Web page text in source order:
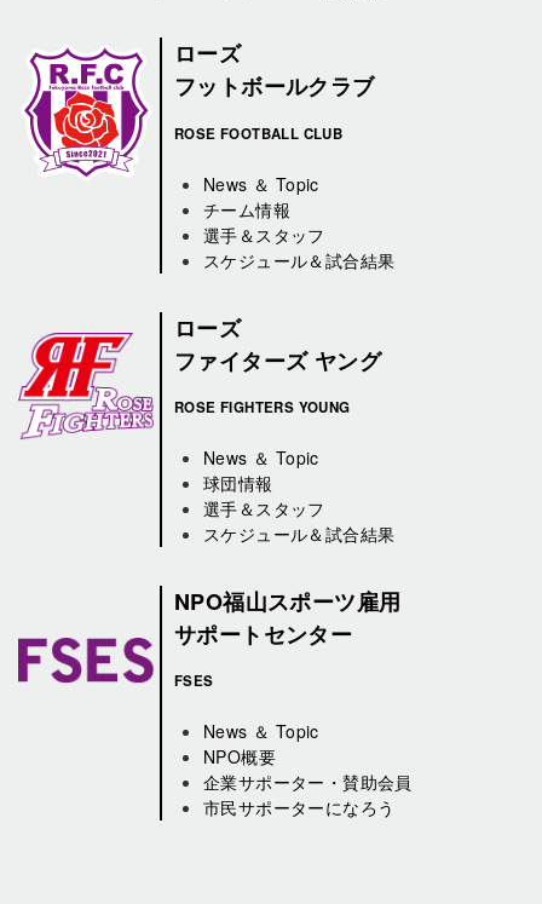
ローズ
フットボールクラブ
ROSE FOOTBALL CLUB
News ＆ Topic
チーム情報
選手＆スタッフ
スケジュール＆試合結果
ローズ
ファイターズ ヤング
ROSE FIGHTERS YOUNG
News ＆ Topic
球団情報
選手＆スタッフ
スケジュール＆試合結果
NPO福山スポーツ雇用
サポートセンター
FSES
News ＆ Topic
NPO概要
企業サポーター・賛助会員
市民サポーターになろう